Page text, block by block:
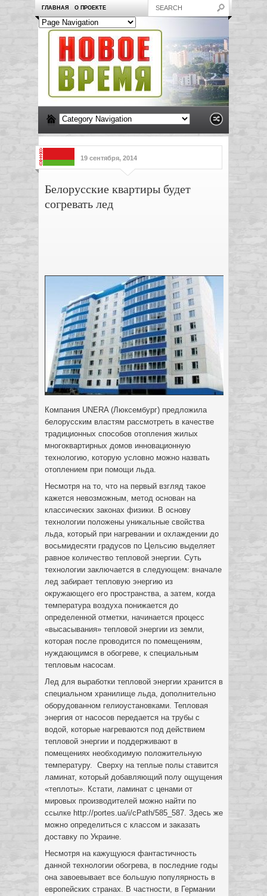
ГЛАВНАЯ О ПРОЕКТЕ
19 сентября, 2014
Белорусские квартиры будет
согревать лед
Компания UNERA (Люксембург) предложила
белорусским властям рассмотреть в качестве
традиционных способов отопления жилых
многоквартирных домов инновационную
технологию, которую условно можно назвать
отоплением при помощи льда.
Несмотря на то, что на первый взгляд такое
кажется невозможным, метод основан на
классических законах физики. В основу
технологии положены уникальные свойства
льда, который при нагревании и охлаждении до
восьмидесяти градусов по Цельсию выделяет
равное количество тепловой энергии. Суть
технологии заключается в следующем: вначале
лед забирает тепловую энергию из
окружающего его пространства, а затем, когда
температура воздуха понижается до
определенной отметки, начинается процесс
«высасывания» тепловой энергии из земли,
которая после проводится по помещениям,
нуждающимся в обогреве, к специальным
тепловым насосам.
Лед для выработки тепловой энергии хранится в
специальном хранилище льда, дополнительно
оборудованном гелиоустановками. Тепловая
энергия от насосов передается на трубы с
водой, которые нагреваются под действием
тепловой энергии и поддерживают в
помещениях необходимую положительную
температуру. Сверху на теплые полы ставится
ламинат, который добавляющий полу ощущения
«теплоты». Кстати, ламинат с ценами от
мировых производителей можно найти по
ссылке http://portes.ua/i/cPath/585_587. Здесь же
можно определиться с классом и заказать
доставку по Украине.
Несмотря на кажущуюся фантастичность
данной технологии обогрева, в последние годы
она завоевывает все большую популярность в
европейских странах. В частности, в Германии